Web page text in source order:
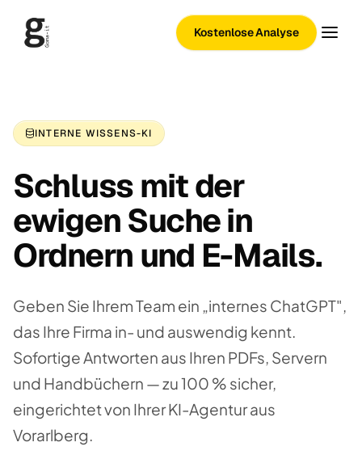
Kostenlose Analyse
INTERNE WISSENS-KI
Schluss mit der
ewigen Suche in
Ordnern und E-Mails.
Geben Sie Ihrem Team ein „internes ChatGPT",
das Ihre Firma in- und auswendig kennt.
Sofortige Antworten aus Ihren PDFs, Servern
und Handbüchern — zu 100 % sicher,
eingerichtet von Ihrer KI-Agentur aus
Vorarlberg.